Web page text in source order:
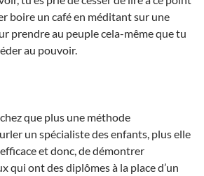
boire un café en méditant sur une
prendre au peuple cela-même que tu
au pouvoir.
que plus une méthode
un spécialiste des enfants, plus elle
et donc, de démontrer
qui ont des diplômes à la place d’un